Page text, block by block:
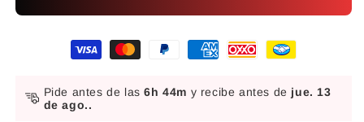
Formas de pago
Pide antes de las6h 44m y recibe antes de jue. 13
de ago..